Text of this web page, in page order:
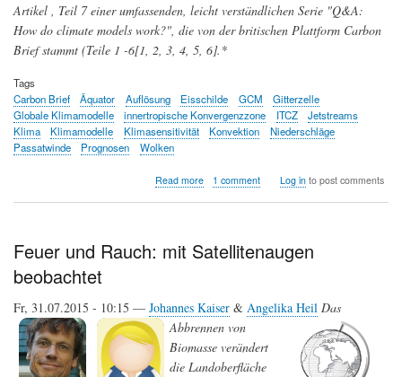
Artikel , Teil 7 einer umfassenden, leicht verständlichen Serie "Q&A:
How do climate models work?", die von der britischen Plattform Carbon
Brief stammt (Teile 1 -6[1, 2, 3, 4, 5, 6].*
Tags
Carbon Brief
Äquator Auflösung Eisschilde GCM
Gitterzelle
Globale Klimamodelle
innertropische Konvergenzzone ITCZ
Jetstreams
Klima
Klimamodelle Klimasensitivität Konvektion
Niederschläge
Passatwinde
Prognosen Wolken
Read moreabout
1 comment Log into post comments
Feuer und Rauch: mit Satellitenaugen
beobachtet
Fr, 31.07.2015 - 10:15 — Johannes Kaiser & Angelika Heil Das
Abbrennen von
Biomasse verändert
die Landoberfläche